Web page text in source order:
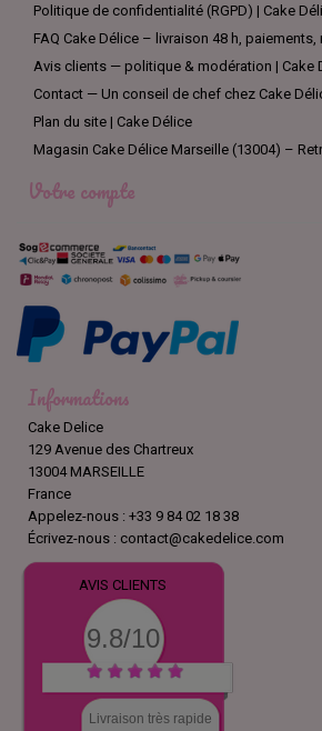
Politique de confidentialité (RGPD) | Cake
FAQ Cake Délice – livraison 48 h,
Avis clients — politique & modération | Cake
Contact — Un conseil de chef chez Cake
Plan du site | Cake Délice
Magasin Cake Délice Marseille (13004) –
Votre compte
Informations
Cake Delice
129 Avenue des Chartreux
13004 MARSEILLE
France
Appelez-nous : +33 9 84 02 18 38
Écrivez-nous : contact@cakedelice.com
AVIS CLIENTS
9.8/10
Livraison très rapide